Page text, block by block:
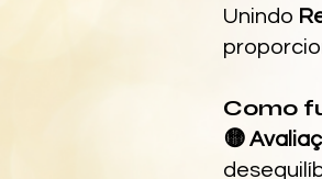
Unindo
Como
🟡